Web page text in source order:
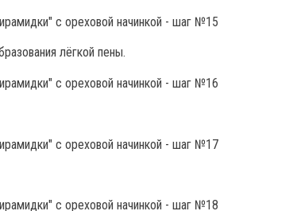
лёгкой пены.